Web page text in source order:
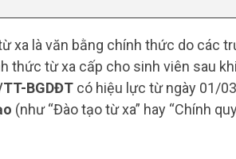
xa là văn bằng chính thức do các
thức từ xa cấp cho sinh viên sau
BGDĐT có hiệu lực từ ngày 01/
(như “Đào tạo từ xa” hay “Chính